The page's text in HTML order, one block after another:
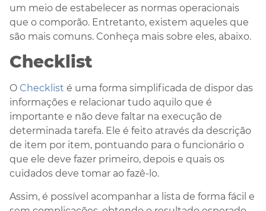
um meio de estabelecer as normas operacionais
que o comporão. Entretanto, existem aqueles que
são mais comuns. Conheça mais sobre eles, abaixo.
Checklist
O Checklist é uma forma simplificada de dispor das
informações e relacionar tudo aquilo que é
importante e não deve faltar na execução de
determinada tarefa. Ele é feito através da descrição
de item por item, pontuando para o funcionário o
que ele deve fazer primeiro, depois e quais os
cuidados deve tomar ao fazê-lo.
Assim, é possível acompanhar a lista de forma fácil e